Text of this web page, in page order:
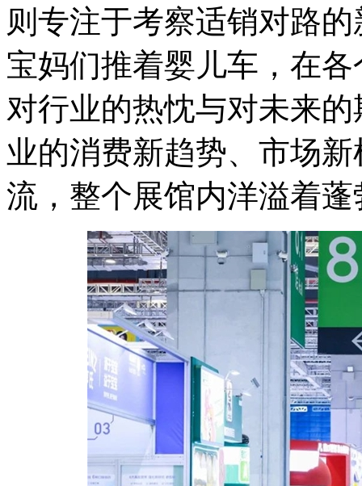
则专注于考察适销对路
宝妈们推着婴儿车，在
对行业的热忱与对未来
业的消费新趋势、市场
流，整个展馆内洋溢着